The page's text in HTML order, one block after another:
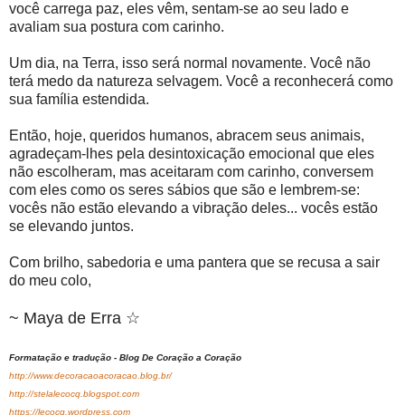
você carrega paz, eles vêm, sentam-se ao seu lado e
avaliam sua postura com carinho.
Um dia, na Terra, isso será normal novamente. Você não
terá medo da natureza selvagem. Você a reconhecerá como
sua família estendida.
Então, hoje, queridos humanos, abracem seus animais,
agradeçam-lhes pela desintoxicação emocional que eles
não escolheram, mas aceitaram com carinho, conversem
com eles como os seres sábios que são e lembrem-se:
vocês não estão elevando a vibração deles... vocês estão
se elevando juntos.
Com brilho, sabedoria e uma pantera que se recusa a sair
do meu colo,
~ Maya de Erra ☆
Formatação e tradução - Blog De Coração a Coração
http://www.decoracaoacoracao.blog.br/
http://stelalecocq.blogspot.com
https://lecocq.wordpress.com